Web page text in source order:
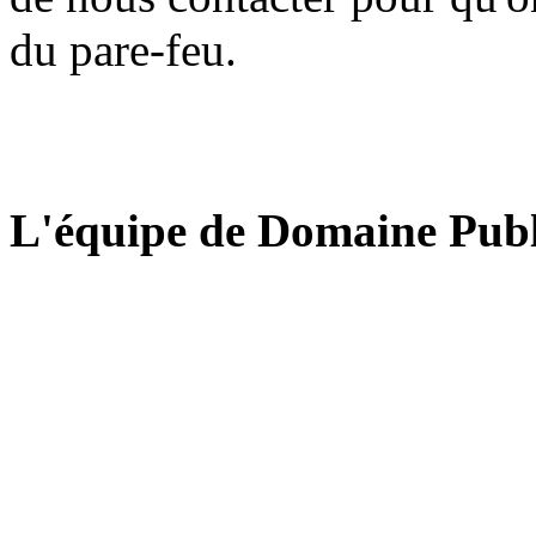
du pare-feu.
L'équipe de Domaine